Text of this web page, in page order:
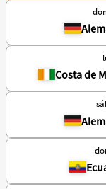
Costa de